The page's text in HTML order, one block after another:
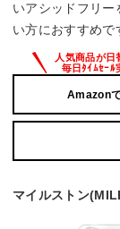
いアシッドフリー
い方におすすめで
Amazon
マイルストン